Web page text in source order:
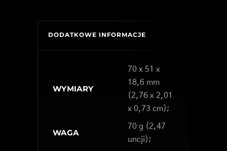
DODATKOWE INFORMACJE
WYMIARY
70 x 51 x
18,6 mm
(2,76 x 2,01
x 0,73 cm);
WAGA
70 g (2,47
uncji);